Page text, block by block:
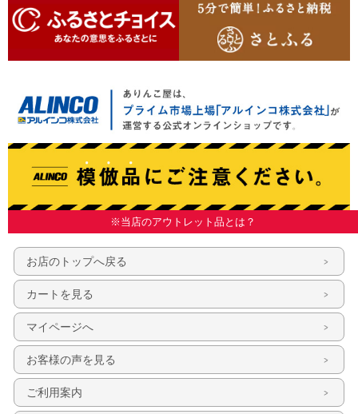
※当店のアウトレット品とは？
お店のトップへ戻る
カートを見る
マイページへ
お客様の声を見る
ご利用案内